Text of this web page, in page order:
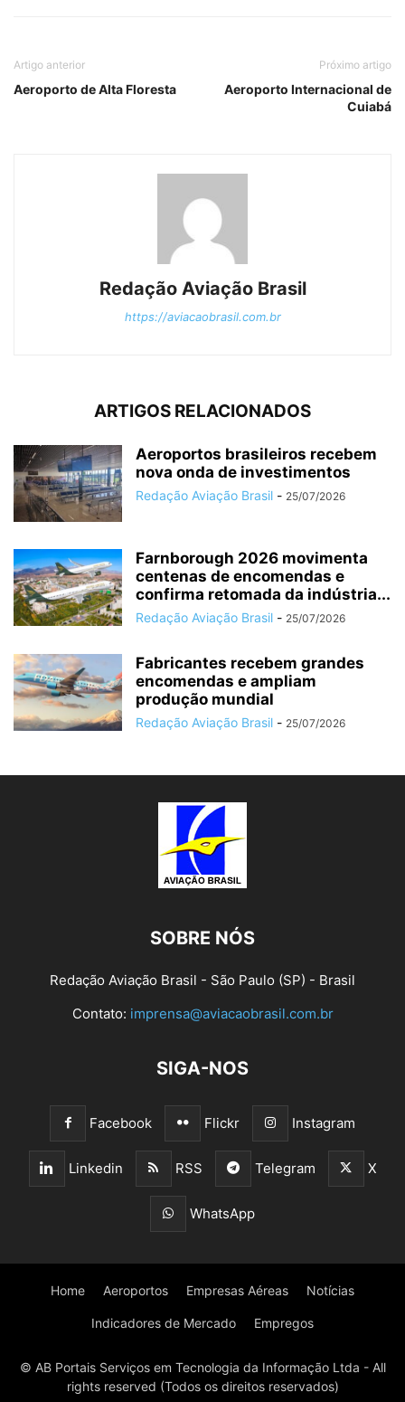
Artigo anterior
Aeroporto de Alta Floresta
Próximo artigo
Aeroporto Internacional de
Cuiabá
Redação Aviação Brasil
https://aviacaobrasil.com.br
ARTIGOS RELACIONADOS
Aeroportos brasileiros recebem
nova onda de investimentos
Redação Aviação Brasil - 25/07/2026
Farnborough 2026 movimenta
centenas de encomendas e
confirma retomada da indústria...
Redação Aviação Brasil - 25/07/2026
Fabricantes recebem grandes
encomendas e ampliam
produção mundial
Redação Aviação Brasil - 25/07/2026
SOBRE NÓS
Redação Aviação Brasil - São Paulo (SP) - Brasil
Contato: imprensa@aviacaobrasil.com.br
SIGA-NOS
Facebook Flickr Instagram
Linkedin RSS Telegram X
WhatsApp
Home Aeroportos Empresas Aéreas Notícias
Indicadores de Mercado Empregos
© AB Portais Serviços em Tecnologia da Informação Ltda - All
rights reserved (Todos os direitos reservados)